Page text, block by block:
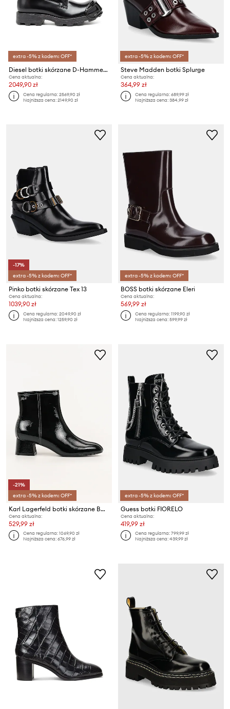
extra -5% z kodem: OFF*
Diesel botki skórzane D-Hammer Bt D
Cena aktualna:
2049,90 zł
Cena regularna:2569,90 zł
Najniższa cena:2149,90 zł
extra -5% z kodem: OFF*
Steve Madden botki Splurge
Cena aktualna:
364,99 zł
Cena regularna:689,99 zł
Najniższa cena:384,99 zł
-17%
extra -5% z kodem: OFF*
Pinko botki skórzane Tex 13
Cena aktualna:
1039,90 zł
Cena regularna:2049,90 zł
Najniższa cena:1259,90 zł
extra -5% z kodem: OFF*
BOSS botki skórzane Eleri
Cena aktualna:
569,99 zł
Cena regularna:1199,90 zł
Najniższa cena:599,99 zł
-21%
extra -5% z kodem: OFF*
Karl Lagerfeld botki skórzane BONNIE
Cena aktualna:
529,99 zł
Cena regularna:1069,90 zł
Najniższa cena:676,99 zł
extra -5% z kodem: OFF*
Guess botki FIORELO
Cena aktualna:
419,99 zł
Cena regularna:799,99 zł
Najniższa cena:439,99 zł